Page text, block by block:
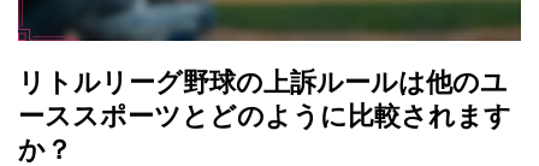
リトルリーグ野球の上訴ルールは他のユ
ーススポーツとどのように比較されます
か？